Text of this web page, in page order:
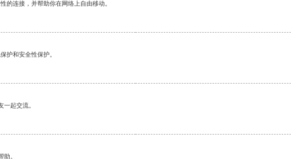
的连接，并帮助你在网络上自由移动。
护和安全性保护。
起交流。
。